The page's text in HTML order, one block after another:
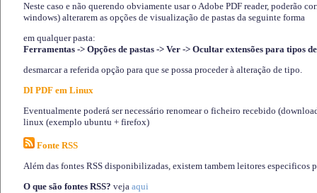
Neste caso e não querendo obviamente usar o Adobe PDF reader, poderão
windows) alterarem as opções de visualização de pastas da seguinte forma
em qualquer pasta:
Ferramentas -> Opções de pastas -> Ver -> Ocultar extensões para tipos
desmarcar a referida opção para que se possa proceder à alteração de tipo.
DI PDF em Linux
Eventualmente poderá ser necessário renomear o ficheiro recebido
linux (exemplo ubuntu + firefox)
Fonte RSS
Além das fontes RSS disponibilizadas, existem tambem leitores especificos
O que são fontes RSS? veja aqui